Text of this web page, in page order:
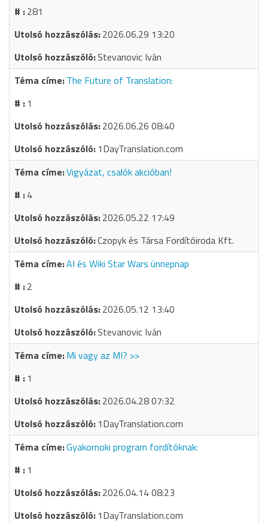
281
2026.06.29 13:20
Stevanovic Iván
The Future of Translation:
1
2026.06.26 08:40
1DayTranslation.com
Vigyázat, csalók akcióban!
4
2026.05.22 17:49
Czopyk és Társa Fordítóiroda Kft.
AI és Wiki Star Wars ünnepnap
2
2026.05.12 13:40
Stevanovic Iván
Mi vagy az MI? >>
1
2026.04.28 07:32
1DayTranslation.com
Gyakornoki program fordítóknak:
1
2026.04.14 08:23
1DayTranslation.com